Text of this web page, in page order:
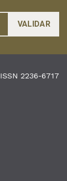
2236-6717